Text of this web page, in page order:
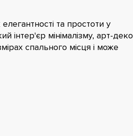
та простоти у
інтер'єр мінімалізму, арт-деко
спального місця і може